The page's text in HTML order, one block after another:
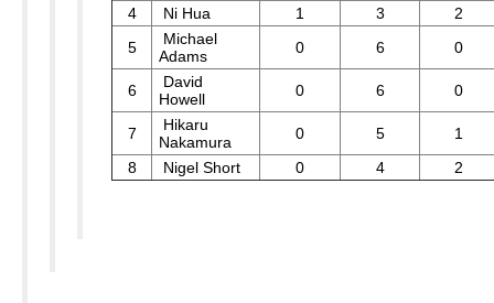
4
Ni Hua 1 3
2
5
Michael
Adams
0 6 0
6
David
Howell
0 6 0
7
Hikaru
Nakamura
0 5
1
8
Nigel Short 0 4 2